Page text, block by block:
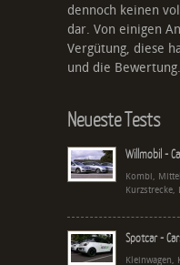
dennoch keinen
dar. Von einigen
Vergütung, diese
und die Bewertung.
Neueste Tests
Willmobil -
Kombi,
Kurzstrecke,
Spotcar -
Kleinwagen,